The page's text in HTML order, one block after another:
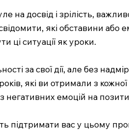
досвід і зрілість,
які обставини або
ці ситуації як уроки.
за свої дії, але без
які ви отримали з
емоцій на
підтримати вас у цьому